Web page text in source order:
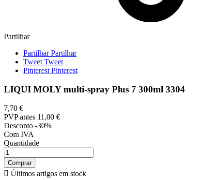
Partilhar
PartilharPartilhar
Tweet Tweet
Pinterest Pinterest
LIQUI MOLY multi-spray Plus 7 300ml 3304
7,70 €
PVP antes 11,00 €
Desconto -30%
Com IVA
Quantidade
Comprar
 Últimos artigos em stock